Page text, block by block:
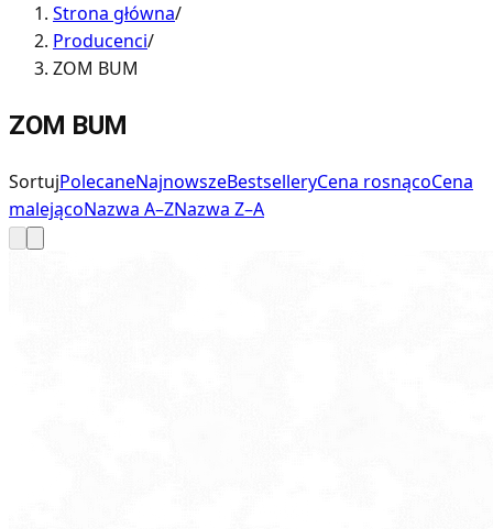
Strona główna/
Producenci/
ZOM BUM
ZOM BUM
SortujPolecaneNajnowszeBestselleryCena rosnącoCena
malejącoNazwa A–ZNazwa Z–A